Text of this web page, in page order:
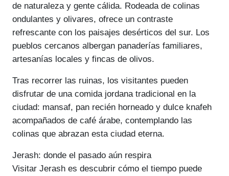
de naturaleza y gente cálida. Rodeada de colinas
ondulantes y olivares, ofrece un contraste
refrescante con los paisajes desérticos del sur. Los
pueblos cercanos albergan panaderías familiares,
artesanías locales y fincas de olivos.
Tras recorrer las ruinas, los visitantes pueden
disfrutar de una comida jordana tradicional en la
ciudad: mansaf, pan recién horneado y dulce knafeh
acompañados de café árabe, contemplando las
colinas que abrazan esta ciudad eterna.
Jerash: donde el pasado aún respira
Visitar Jerash es descubrir cómo el tiempo puede